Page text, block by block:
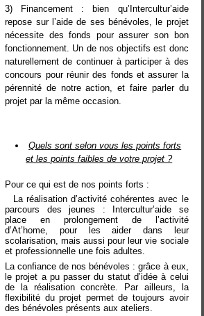
3) Financement : bien qu’Intercultur’aide
repose sur l’aide de ses bénévoles, le projet
nécessite des fonds pour assurer son bon
fonctionnement. Un de nos objectifs est donc
naturellement de continuer à participer à des
concours pour réunir des fonds et assurer la
pérennité de notre action, et faire parler du
projet par la même occasion.
Quels sont selon vous les points forts
et les points faibles de votre projet ?
Pour ce qui est de nos points forts :
La réalisation d’activité cohérentes avec le
parcours des jeunes : Intercultur’aide se
place en prolongement de l’activité
d’At’home, pour les aider dans leur
scolarisation, mais aussi pour leur vie sociale
et professionnelle une fois adultes.
La confiance de nos bénévoles : grâce à eux,
le projet a pu passer du statut d’idée à celui
de la réalisation concrète. Par ailleurs, la
flexibilité du projet permet de toujours avoir
des bénévoles présents aux ateliers.